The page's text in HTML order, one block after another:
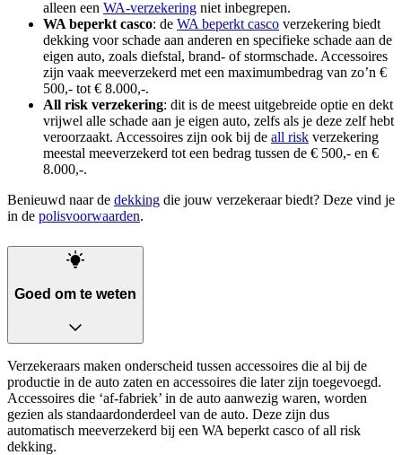
alleen een WA-verzekering niet inbegrepen.
WA beperkt casco: de WA beperkt casco verzekering biedt
dekking voor schade aan anderen en specifieke schade aan de
eigen auto, zoals diefstal, brand- of stormschade. Accessoires
zijn vaak meeverzekerd met een maximumbedrag van zo’n €
500,- tot € 8.000,-.
All risk verzekering: dit is de meest uitgebreide optie en dekt
vrijwel alle schade aan je eigen auto, zelfs als je deze zelf hebt
veroorzaakt. Accessoires zijn ook bij de all risk verzekering
meestal meeverzekerd tot een bedrag tussen de € 500,- en €
8.000,-.
Benieuwd naar de dekking die jouw verzekeraar biedt? Deze vind je
in de polisvoorwaarden.
Goed om te weten
Verzekeraars maken onderscheid tussen accessoires die al bij de
productie in de auto zaten en accessoires die later zijn toegevoegd.
Accessoires die ‘af-fabriek’ in de auto aanwezig waren, worden
gezien als standaardonderdeel van de auto. Deze zijn dus
automatisch meeverzekerd bij een WA beperkt casco of all risk
dekking.